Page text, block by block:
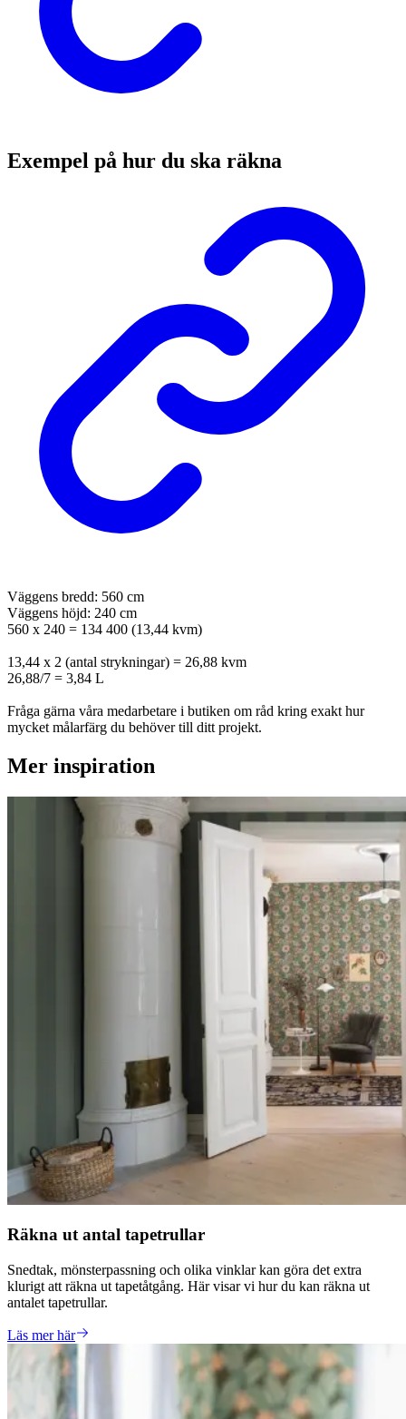
Exempel på hur du ska räkna
Väggens bredd: 560 cm
Väggens höjd: 240 cm
560 x 240 = 134 400 (13,44 kvm)
13,44 x 2 (antal strykningar) = 26,88 kvm
26,88/7 = 3,84 L
Fråga gärna våra medarbetare i butiken om råd kring exakt hur
mycket målarfärg du behöver till ditt projekt.
Mer inspiration
Räkna ut antal tapetrullar
Snedtak, mönsterpassning och olika vinklar kan göra det extra
klurigt att räkna ut tapetåtgång. Här visar vi hur du kan räkna ut
antalet tapetrullar.
Läs mer här